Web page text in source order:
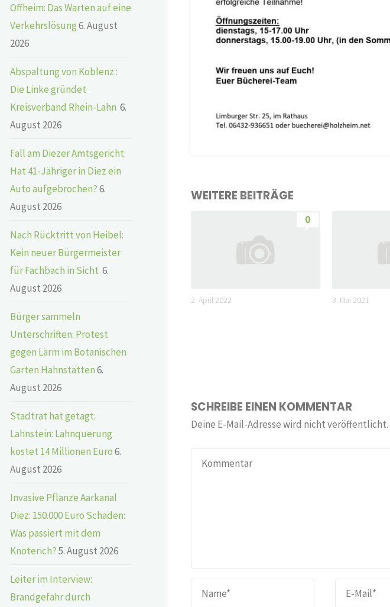
WEITERE BEITRÄGE
0
2. April 2022 3. Mai 2021
SCHREIBE EINEN KOMMENTAR
Deine E-Mail-Adresse wird nicht veröffentlicht.
Offheim: Das Warten auf eine
Verkehrslösung6. August
2026
Abspaltung von Koblenz :
Die Linke gründet
Kreisverband Rhein-Lahn 6.
August 2026
Fall am Diezer Amtsgericht:
Hat 41-Jähriger in Diez ein
Auto aufgebrochen?6.
August 2026
Nach Rücktritt von Heibel:
Kein neuer Bürgermeister
für Fachbach in Sicht 6.
August 2026
Bürger sammeln
Unterschriften: Protest
gegen Lärm im Botanischen
Garten Hahnstätten6.
August 2026
Stadtrat hat getagt:
Lahnstein: Lahnquerung
kostet 14 Millionen Euro6.
August 2026
Invasive Pflanze Aarkanal
Diez: 150.000 Euro Schaden:
Was passiert mit dem
Knöterich?5. August 2026
Leiter im Interview:
Brandgefahr durch